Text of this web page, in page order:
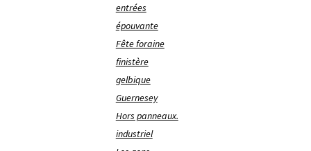
entrées
épouvante
Fête foraine
finistère
gelbique
Guernesey
Hors panneaux.
industriel